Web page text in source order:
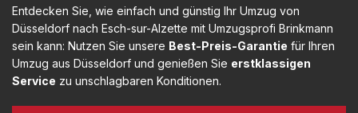
Entdecken Sie, wie einfach und günstig Ihr Umzug von
Düsseldorf nach Esch-sur-Alzette mit Umzugsprofi Brinkmann
sein kann: Nutzen Sie unsere Best-Preis-Garantie für Ihren
Umzug aus Düsseldorf und genießen Sie erstklassigen
Service zu unschlagbaren Konditionen.